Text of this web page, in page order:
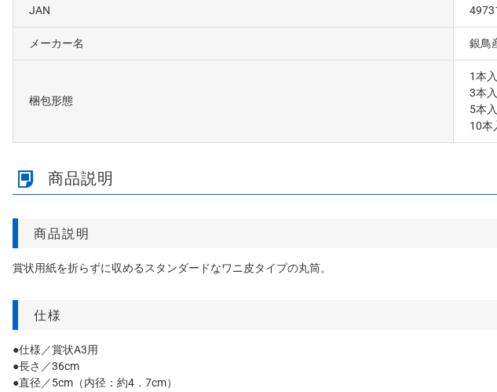
JAN
メーカー名 銀鳥
梱包形態
1本
3本
5本
10本
商品説明
商品説明
賞状用紙を折らずに収めるスタンダードなワニ皮タイプの丸筒。
仕様
●仕様／賞状A3用
●長さ／36cm
●直径／5cm（内径：約4．7cm）